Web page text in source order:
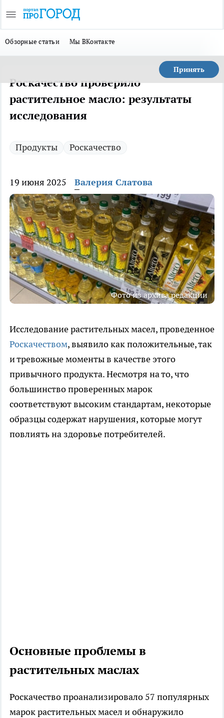
Обзорные статьи Мы ВКонтакте
Принять
Роскачество проверило
растительное масло: результаты
исследования
Продукты Роскачество
19 июня 2025 Валерия Слатова
Фото из архива редакции
Исследование растительных масел, проведенное
Роскачеством, выявило как положительные, так
и тревожные моменты в качестве этого
привычного продукта. Несмотря на то, что
большинство проверенных марок
соответствуют высоким стандартам, некоторые
образцы содержат нарушения, которые могут
повлиять на здоровье потребителей.
Основные проблемы в
растительных маслах
Роскачество проанализировало 57 популярных
марок растительных масел и обнаружило